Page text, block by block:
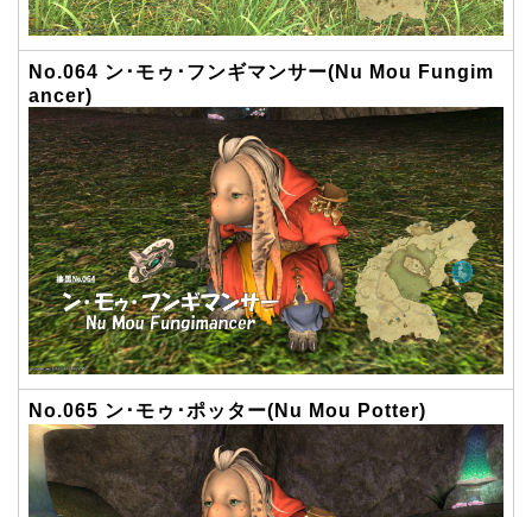
No.064 ン･モゥ･フンギマンサー(Nu Mou Fungim
ancer)
No.065 ン･モゥ･ポッター(Nu Mou Potter)